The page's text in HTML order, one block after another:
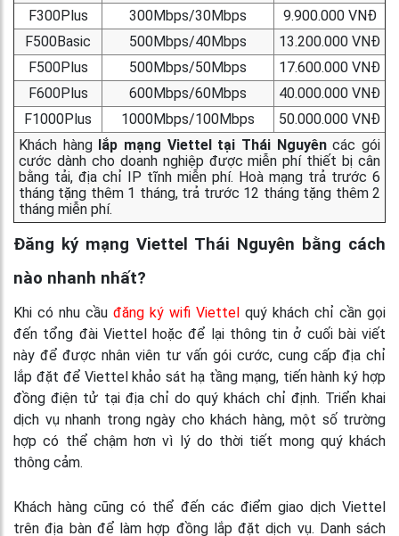
F300Plus
300Mbps/30Mbps
9.900.000 VNĐ
F500Basic
500Mbps/40Mbps
13.200.000 VNĐ
F500Plus
500Mbps/50Mbps
17.600.000 VNĐ
F600Plus
600Mbps/60Mbps
40.000.000 VNĐ
F1000Plus
1000Mbps/100Mbps
50.000.000 VNĐ
Khách hàng lắp mạng Viettel tại Thái Nguyêncác gói
cước dành cho doanh nghiệp được miễn phí thiết bị cân
bằng tải, địa chỉ IP tĩnh miễn phí. Hoà mạng trả trước 6
tháng tặng thêm 1 tháng, trả trước 12 tháng tặng thêm 2
tháng miễn phí.
Đăng ký mạng Viettel Thái Nguyên bằng cách
nào nhanh nhất?
Khi có nhu cầu đăng ký wifi Viettel quý khách chỉ cần gọi
đến tổng đài Viettel hoặc để lại thông tin ở cuối bài viết
này để được nhân viên tư vấn gói cước, cung cấp địa chỉ
lắp đặt để Viettel khảo sát hạ tầng mạng, tiến hành ký hợp
đồng điện tử tại địa chỉ do quý khách chỉ định. Triển khai
dịch vụ nhanh trong ngày cho khách hàng, một số trường
hợp có thể chậm hơn vì lý do thời tiết mong quý khách
thông cảm.
Khách hàng cũng có thể đến các điểm giao dịch Viettel
trên địa bàn để làm hợp đồng lắp đặt dịch vụ. Danh sách